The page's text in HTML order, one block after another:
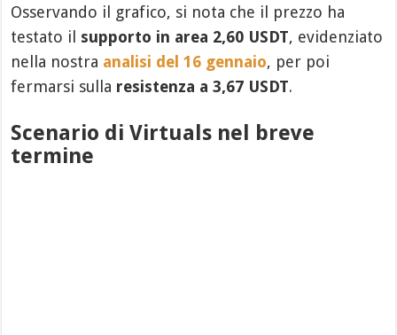
Osservando il grafico, si nota che il prezzo ha
testato il supporto in area 2,60 USDT, evidenziato
nella nostra analisi del 16 gennaio, per poi
fermarsi sulla resistenza a 3,67 USDT.
Scenario di Virtuals nel breve
termine